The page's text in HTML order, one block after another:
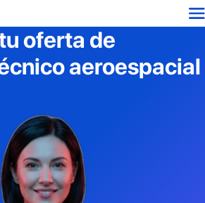
oferta de
aeroespacial